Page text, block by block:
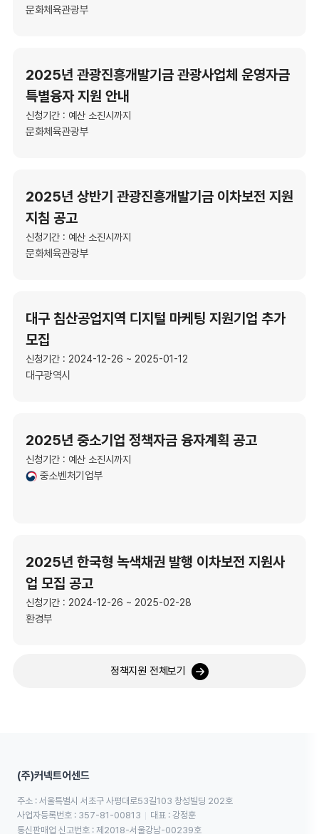
문화체육관광부
2025년 관광진흥개발기금 관광사업체 운영자금
특별융자 지원 안내
신청기간 : 예산 소진시까지
문화체육관광부
2025년 상반기 관광진흥개발기금 이차보전 지원
지침 공고
신청기간 : 예산 소진시까지
문화체육관광부
대구 침산공업지역 디지털 마케팅 지원기업 추가
모집
신청기간 : 2024-12-26 ~ 2025-01-12
대구광역시
2025년 중소기업 정책자금 융자계획 공고
신청기간 : 예산 소진시까지
중소벤처기업부
2025년 한국형 녹색채권 발행 이차보전 지원사
업 모집 공고
신청기간 : 2024-12-26 ~ 2025-02-28
환경부
정책지원 전체보기
(주)커넥트어센드
주소 : 서울특별시 서초구 사평대로53길103 창성빌딩 202호
사업자등록번호 : 357-81-00813
대표 : 강정훈
통신판매업 신고번호 : 제2018-서울강남-00239호